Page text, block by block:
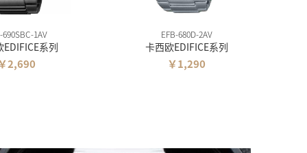
690SBC-1AV
系列
2,690
EFB-680D-2AV
卡西欧EDIFICE系列
￥1,290